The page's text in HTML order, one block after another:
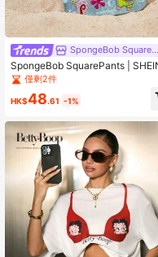
SpongeBob SquarePants
SpongeBob SquarePants |
耐用时尚趣味卡通图案手机壳 - 保
壳设计，兼容
僅剩2件
HK$48.61 -1%